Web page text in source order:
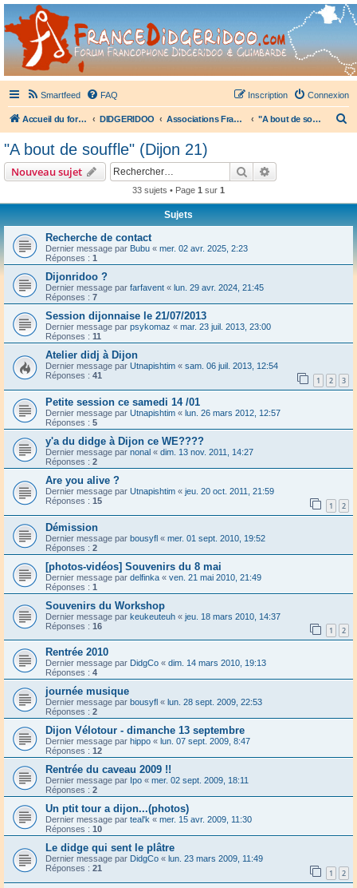
France Didgeridoo
Didgeridoo et Guimbarde sur France Didgeridoo - retrouvez la communauté.
Smartfeed FAQ Connexion
Inscription
Accueil du forum DIDGERIDOO Associations Françaises de Didgeridoo "A bout de souffle" (Dijon 21)
"A bout de souffle" (Dijon 21)
Nouveau sujet Rechercher
33 sujets • Page 1 sur 1
Sujets
Recherche de contact
Dernier message par Bubu « mer. 02 avr. 2025, 2:23
Réponses : 1
Dijonridoo ?
Dernier message par farfavent « lun. 29 avr. 2024, 21:45
Réponses : 7
Session dijonnaise le 21/07/2013
Dernier message par psykomaz « mar. 23 juil. 2013, 23:00
Réponses : 11
Atelier didj à Dijon
Dernier message par Utnapishtim « sam. 06 juil. 2013, 12:54
Réponses : 41 1 2 3
Petite session ce samedi 14 /01
Dernier message par Utnapishtim « lun. 26 mars 2012, 12:57
Réponses : 5
y'a du didge à Dijon ce WE????
Dernier message par nonal « dim. 13 nov. 2011, 14:27
Réponses : 2
Are you alive ?
Dernier message par Utnapishtim « jeu. 20 oct. 2011, 21:59
Réponses : 15 1 2
Démission
Dernier message par bousyfl « mer. 01 sept. 2010, 19:52
Réponses : 2
[photos-vidéos] Souvenirs du 8 mai
Dernier message par delfinka « ven. 21 mai 2010, 21:49
Réponses : 1
Souvenirs du Workshop
Dernier message par keukeuteuh « jeu. 18 mars 2010, 14:37
Réponses : 16 1 2
Rentrée 2010
Dernier message par DidgCo « dim. 14 mars 2010, 19:13
Réponses : 4
journée musique
Dernier message par bousyfl « lun. 28 sept. 2009, 22:53
Réponses : 2
Dijon Vélotour - dimanche 13 septembre
Dernier message par hippo « lun. 07 sept. 2009, 8:47
Réponses : 12
Rentrée du caveau 2009 !!
Dernier message par Ipo « mer. 02 sept. 2009, 18:11
Réponses : 2
Un ptit tour a dijon...(photos)
Dernier message par teal'k « mer. 15 avr. 2009, 11:30
Réponses : 10
Le didge qui sent le plâtre
Dernier message par DidgCo « lun. 23 mars 2009, 11:49
Réponses : 21 1 2